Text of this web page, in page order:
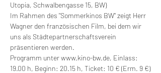
Utopia, Schwalbengasse 15, BW)
Im Rahmen des "Sommerkinos BW" zeigt Herr
Wagner den französischen Film, bei dem wir
uns als Städtepartnerschaftsverein
präsentieren werden.
Programm unter www.kino-bw.de, Einlass:
19.00 h, Beginn: 20.15 h, Ticket: 10 € (Erm. 9 €)